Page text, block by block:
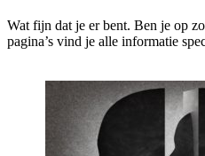
Wat fijn dat je er bent. Ben je op
pagina’s vind je alle informatie